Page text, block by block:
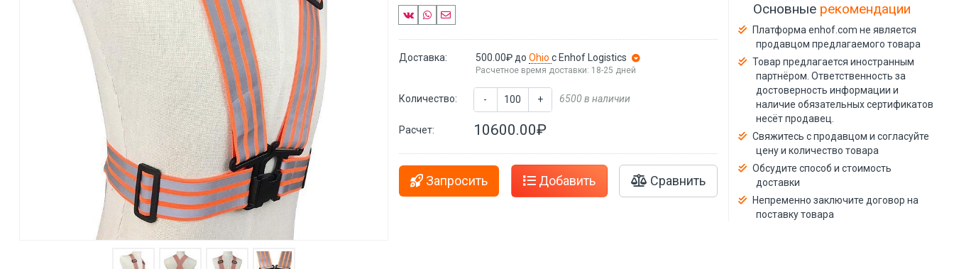
Доставка: 500.00₽ доOhioс Enhof Logistics
Расчетное время доставки: 18-25 дней
Количество: - + 6500 в наличии
Расчет: 10600.00₽
Запросить Добавить Сравнить
Основные рекомендации
Платформа enhof.com не является
продавцом предлагаемого товара
Товар предлагается иностранным
партнёром. Ответственность за
достоверность информации и
наличие обязательных сертификатов
несёт продавец.
Свяжитесь с продавцом и согласуйте
цену и количество товара
Обсудите способ и стоимость
доставки
Непременно заключите договор на
поставку товара